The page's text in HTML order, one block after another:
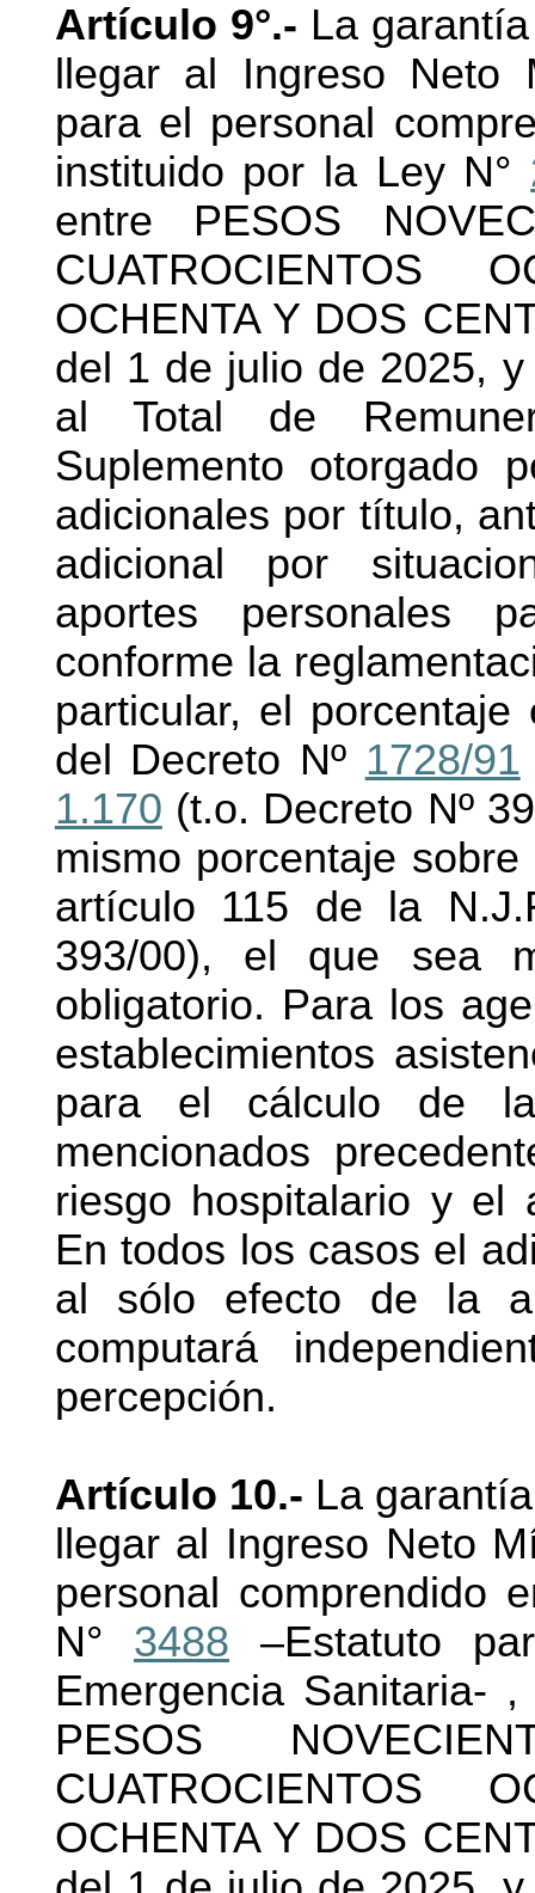
Artículo 9°.- La
llegar al Ingreso Neto
para el personal
instituido por la Ley N°
entre PESOS
OCHENTA Y DOS
del 1 de julio de 2025,
al Total de
Suplemento otorgado
adicionales por título,
adicional por
aportes personales
conforme la
particular, el
del Decreto Nº 1728/91
1.170 (t.o. Decreto Nº
mismo porcentaje
artículo 115 de la
393/00), el que sea
obligatorio. Para los
establecimientos
para el cálculo de la
mencionados
riesgo hospitalario y el
En todos los casos el
al sólo efecto de la
computará
percepción.
Artículo 10.- La
llegar al Ingreso Neto
personal comprendido
N° 3488 –Estatuto
Emergencia Sanitaria-
PESOS
OCHENTA Y DOS